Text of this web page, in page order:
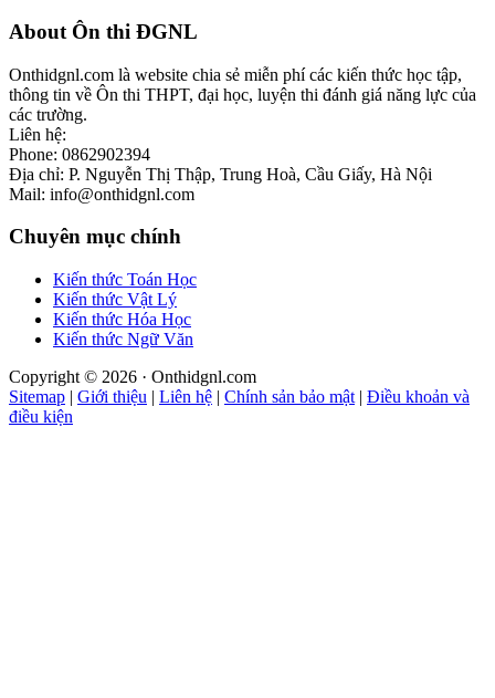
Footer
About Ôn thi ĐGNL
Onthidgnl.com là website chia sẻ miễn phí các kiến thức học tập,
thông tin về Ôn thi THPT, đại học, luyện thi đánh giá năng lực của
các trường.
Liên hệ:
Phone: 0862902394
Địa chỉ: P. Nguyễn Thị Thập, Trung Hoà, Cầu Giấy, Hà Nội
Mail: info@onthidgnl.com
Chuyên mục chính
Kiến thức Toán Học
Kiến thức Vật Lý
Kiến thức Hóa Học
Kiến thức Ngữ Văn
Copyright © 2026 · Onthidgnl.com
Sitemap | Giới thiệu | Liên hệ | Chính sản bảo mật | Điều khoản và
điều kiện